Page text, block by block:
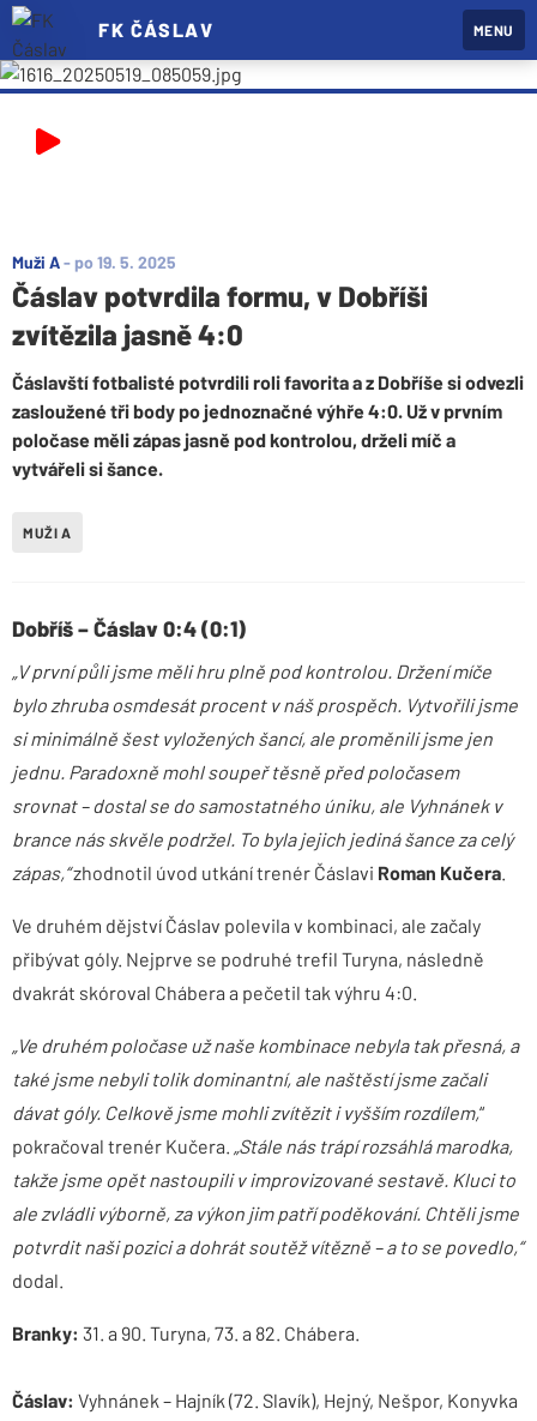
FK ČÁSLAV MENU
Muži A-po 19. 5. 2025
Čáslav potvrdila formu, v Dobříši
zvítězila jasně 4:0
Čáslavští fotbalisté potvrdili roli favorita a z Dobříše si odvezli
zasloužené tři body po jednoznačné výhře 4:0. Už v prvním
poločase měli zápas jasně pod kontrolou, drželi míč a
vytvářeli si šance.
MUŽI A
Dobříš – Čáslav 0:4 (0:1)
„V první půli jsme měli hru plně pod kontrolou. Držení míče
bylo zhruba osmdesát procent v náš prospěch. Vytvořili jsme
si minimálně šest vyložených šancí, ale proměnili jsme jen
jednu. Paradoxně mohl soupeř těsně před poločasem
srovnat – dostal se do samostatného úniku, ale Vyhnánek v
brance nás skvěle podržel. To byla jejich jediná šance za celý
zápas,“zhodnotil úvod utkání trenér Čáslavi Roman Kučera.
Ve druhém dějství Čáslav polevila v kombinaci, ale začaly
přibývat góly. Nejprve se podruhé trefil Turyna, následně
dvakrát skóroval Chábera a pečetil tak výhru 4:0.
„Ve druhém poločase už naše kombinace nebyla tak přesná, a
také jsme nebyli tolik dominantní, ale naštěstí jsme začali
dávat góly. Celkově jsme mohli zvítězit i vyšším rozdílem,“
pokračoval trenér Kučera. „Stále nás trápí rozsáhlá marodka,
takže jsme opět nastoupili v improvizované sestavě. Kluci to
ale zvládli výborně, za výkon jim patří poděkování. Chtěli jsme
potvrdit naši pozici a dohrát soutěž vítězně – a to se povedlo,“
dodal.
Branky: 31. a 90. Turyna, 73. a 82. Chábera.
Čáslav: Vyhnánek – Hajník (72. Slavík), Hejný, Nešpor, Konyvka